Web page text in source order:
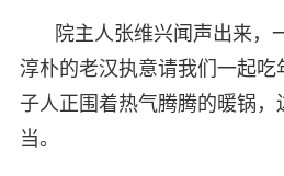
院主人张维兴闻声出来，
淳朴的老汉执意请我们一起吃
子人正围着热气腾腾的暖锅，
当。